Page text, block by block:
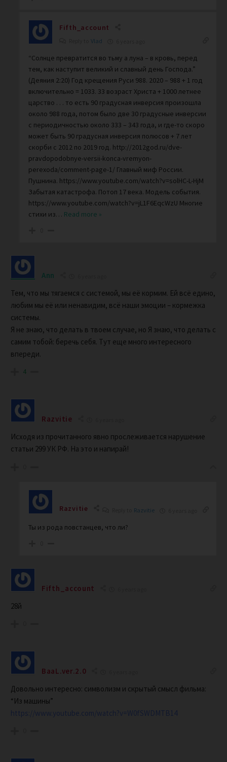
Fifth_account
Vlad
“Солнце превратится во тьму а луна – в кровь, перед
тем, как наступит великий и славный день Господа.”
(Деяния 2:20) Год крещения Руси 988. 2020 – 988 + 1 год
включительно = 1033. 33 возраст Христа + 1000 летнее
царство . . . то есть 90 градусная инверсия произошла
около 988 года, потом было две 30 градусные инверсии
с периодичностью около 333 – 343 года, и где-то скоро
может быть 90 градусная инверсия полюсов + 7 лет
скорби с 2012 по 2019 год. http://2012god.ru/dve-
pravdopodobnye-versii-konca-vremyon-
perexoda/comment-page-1/ Главный миф России.
Пушнина. https://www.youtube.com/watch?v=solHC-L-HjM
Забытая катастрофа. Потоп 17 века. Модель события.
https://www.youtube.com/watch?v=jL1F6EqcWzU Многие
стихи из… Read more »
Ann
Тем, что мы тягаемся с системой, мы её кормим. Ей всё едино,
любим мы её или ненавидим, всё наши эмоции – кормежка
системы.
Я не знаю, что делать в твоем случае, но Я знаю, что делать с
самим тобой: беречь себя. Тут еще много интересного
впереди.
4
Razvitie
Исходя из прочитанного явно прослеживается нарушение
статьи 299 УК РФ. На это и напирай!
Razvitie Razvitie
Ты из рода повстанцев, что ли?
Fifth_account
28й
BaaL.ver.2.0
Довольно интересно: символизм и скрытый смысл фильма:
“Из машины”
https://www.youtube.com/watch?v=W0fSWDMTB14